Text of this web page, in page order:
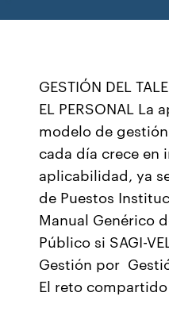
GESTIÓN DEL
EL PERSONAL La
modelo de
cada día crece en
aplicabilidad, ya
de Puestos
Manual Genérico
Público si SAGI-
Gestión por
El reto